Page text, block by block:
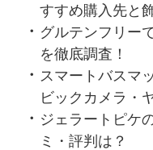
すすめ購入先と
グルテンフリー
を徹底調査！
スマートバスマ
ビックカメラ・
ジェラートピケ
ミ・評判は？